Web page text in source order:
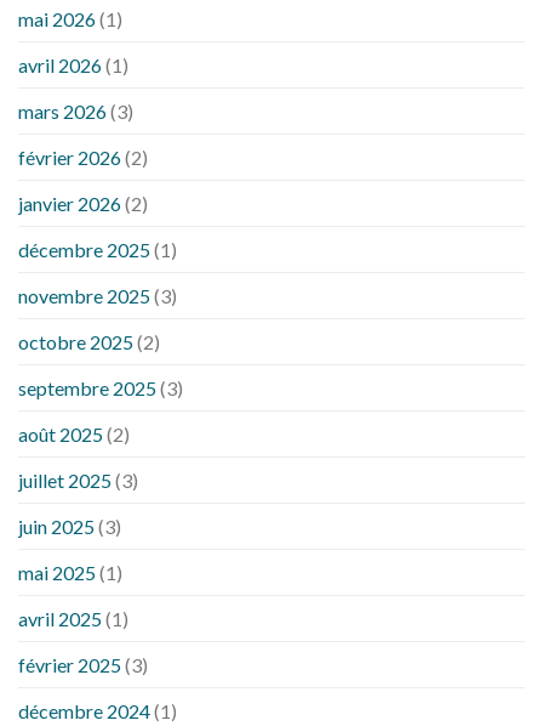
mai 2026(1)
avril 2026(1)
mars 2026(3)
février 2026(2)
janvier 2026(2)
décembre 2025(1)
novembre 2025(3)
octobre 2025(2)
septembre 2025(3)
août 2025(2)
juillet 2025(3)
juin 2025(3)
mai 2025(1)
avril 2025(1)
février 2025(3)
décembre 2024(1)